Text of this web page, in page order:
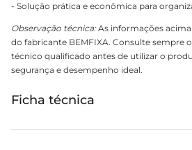
- Solução prática e econômica para
Observação técnica:As informações acima
do fabricante BEMFIXA. Consulte sempre
técnico qualificado antes de utilizar o
segurança e desempenho ideal.
Ficha técnica